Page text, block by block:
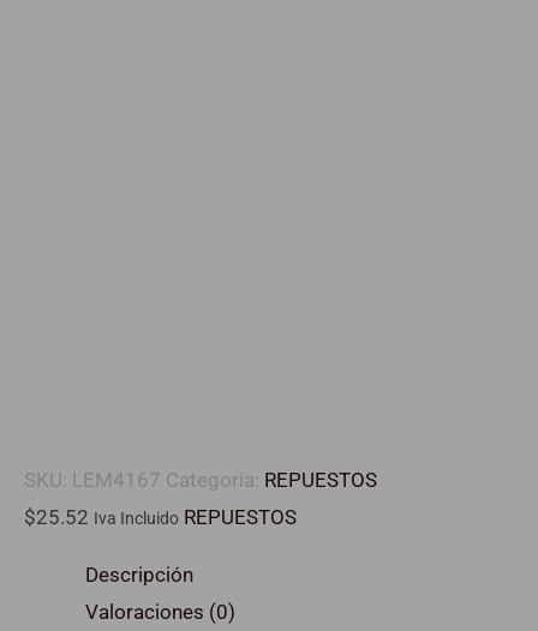
SKU: LEM4167 Categoría: REPUESTOS
$25.52 Iva Incluido REPUESTOS
Descripción
Valoraciones (0)